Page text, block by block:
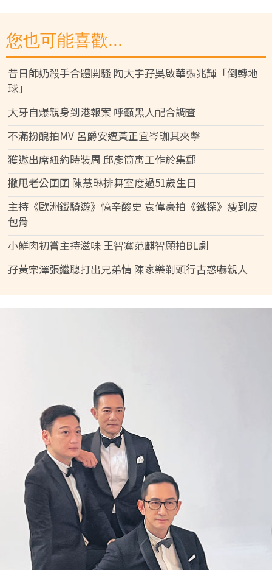
您也可能喜歡...
昔日師奶殺手合體開騷 陶大宇孖吳啟華張兆輝「倒轉地
球」
大牙自爆親身到港報案 呼籲黑人配合調查
不滿扮醜拍MV 呂爵安遭黃正宜岑珈其夾擊
獲邀出席紐約時裝周 邱彥筒寓工作於集郵
撇甩老公囝囝 陳慧琳排舞室度過51歲生日
主持《歐洲鐵騎遊》憶辛酸史 袁偉豪拍《鐵探》瘦到皮
包骨
小鮮肉初嘗主持滋味 王智騫范麒智願拍BL劇
孖黃宗澤張繼聰打出兄弟情 陳家樂剃頭行古惑嚇親人